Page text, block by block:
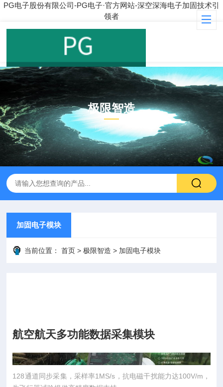
PG电子股份有限公司-PG电子·官方网站-深空深海电子加固技术引
领者
极限智造
PRODUCT
加固电子模块
当前位置：首页 >极限智造 > 加固电子模块
航空航天多功能数据采集模块
产品简介
128通道同步采集，采样率1MS/s，抗电磁干扰能力达100V/m，